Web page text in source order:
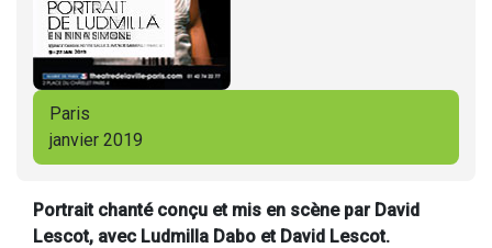
Paris
janvier 2019
Portrait chanté conçu et mis en scène par David
Lescot, avec Ludmilla Dabo et David Lescot.